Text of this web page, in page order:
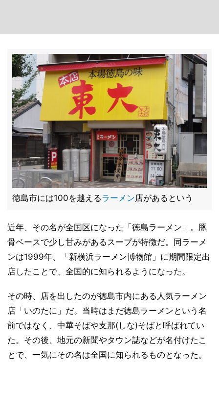
徳島市には100を越えるラーメン店があるという
近年、その名が全国区になった「徳島ラーメン」。豚
骨ベースで少し甘みがあるスープが特徴だ。同ラーメ
ンは1999年、「新横浜ラーメン博物館」に期間限定出
店したことで、全国的に知られるようになった。
その時、店を出したのが徳島市内にある人気ラーメン
店「いのたに」だ。当時はまだ徳島ラーメンという名
前ではなく、中華そばや支那(しな)そばと呼ばれてい
た。その後、地元の新聞やタウン誌などが名付けたこ
とで、一気にその名は全国に知られるものとなった。